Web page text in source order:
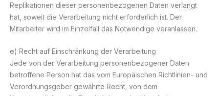
Replikationen dieser personenbezogenen Daten verlangt
hat, soweit die Verarbeitung nicht erforderlich ist. Der
Mitarbeiter wird im Einzelfall das Notwendige veranlassen.
e) Recht auf Einschränkung der Verarbeitung
Jede von der Verarbeitung personenbezogener Daten
betroffene Person hat das vom Europäischen Richtlinien- und
Verordnungsgeber gewährte Recht, von dem